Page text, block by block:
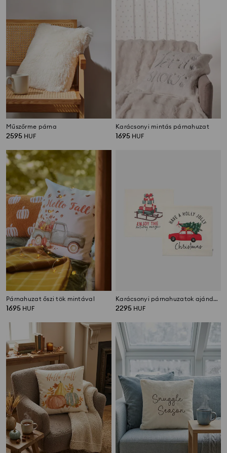
Műszőrme párna
2595 HUF
Karácsonyi mintás párnahuzat
1695 HUF
Párnahuzat őszi tök mintával
1695 HUF
Karácsonyi párnahuzatok ajándékok és fenyőfás autó mintájával (2 darabos csomag)
2295 HUF